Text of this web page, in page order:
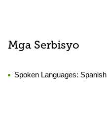
Mga Serbisyo
Spoken Languages: Spanish